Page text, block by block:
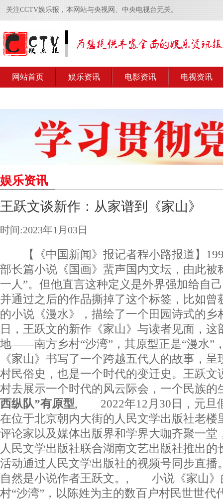
关注CCTV娱乐报，本网站与央视网、中央电视台无关。
网站首页 娱乐资讯 电影资讯 电视资讯
娱乐资讯
王跃文谈新作：从家谱到《家山》
时间:2023年1月03日
【《中国新闻》报记者程小路报道】
部长篇小说《国画》蜚声国内文坛，由此被
一人”。但他直言这种定义是外界强加给自
并通过之后的作品撕掉了这个标签，比如曾
的小说《漫水》，描绘了一个田园诗式
日，王跃文的新作《家山》与读者见面，这
地——南方乡村“沙湾”，其原型正是“漫水”
《家山》书写了一个跨越五代人的故事，
村民俗史，也是一个时代的变迁史。王跃文
村去展示一个时代的风云际会，一个民
西纵队”有原型, 2022年12月30日，元旦
在位于北京朝内大街的人民文学出版社老楼
评论家以及媒体出版界和学界大咖齐聚一堂
人民文学出版社联合湖南文艺出版社推出的
活动通过人民文学出版社的视频号同步直播
自然是小说作者王跃文。, 小说《家山》
村“沙湾”，以陈姓为主的数百户村民世世代